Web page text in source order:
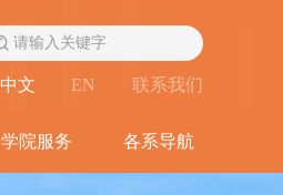
中文 EN 联系我们
学院服务 各系导航